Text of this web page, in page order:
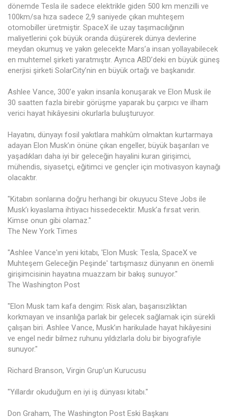
dönemde Tesla ile sadece elektrikle giden 500 km menzilli ve
100km/sa hıza sadece 2,9 saniyede çıkan muhteşem
otomobiller üretmiştir. SpaceX ile uzay taşımacılığının
maliyetlerini çok büyük oranda düşürerek dünya devlerine
meydan okumuş ve yakın gelecekte Mars’a insan yollayabilecek
en muhtemel şirketi yaratmıştır. Ayrıca ABD’deki en büyük güneş
enerjisi şirketi SolarCity’nin en büyük ortağı ve başkanıdır.
Ashlee Vance, 300’e yakın insanla konuşarak ve Elon Musk ile
30 saatten fazla birebir görüşme yaparak bu çarpıcı ve ilham
verici hayat hikâyesini okurlarla buluşturuyor.
Hayatını, dünyayı fosil yakıtlara mahkûm olmaktan kurtarmaya
adayan Elon Musk’ın önüne çıkan engeller, büyük başarıları ve
yaşadıkları daha iyi bir geleceğin hayalini kuran girişimci,
mühendis, siyasetçi, eğitimci ve gençler için motivasyon kaynağı
olacaktır.
"Kitabın sonlarına doğru herhangi bir okuyucu Steve Jobs ile
Musk’ı kıyaslama ihtiyacı hissedecektir. Musk’a fırsat verin.
Kimse onun gibi olamaz."
The New York Times
"Ashlee Vance'ın yeni kitabı, 'Elon Musk: Tesla, SpaceX ve
Muhteşem Geleceğin Peşinde' tartışmasız dünyanın en önemli
girişimcisinin hayatına muazzam bir bakış sunuyor."
The Washington Post
"Elon Musk tam kafa dengim: Risk alan, başarısızlıktan
korkmayan ve insanlığa parlak bir gelecek sağlamak için sürekli
çalışan biri. Ashlee Vance, Musk’ın harikulade hayat hikâyesini
ve engel nedir bilmez ruhunu yıldızlarla dolu bir biyografiyle
sunuyor."
Richard Branson, Virgin Grup’un Kurucusu
"Yıllardır okuduğum en iyi iş dünyası kitabı."
Don Graham, The Washington Post Eski Başkanı